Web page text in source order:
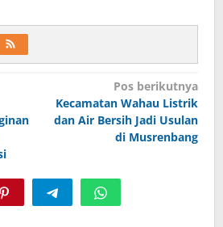
Pos berikutnya
Kecamatan Wahau Listrik
dan Air Bersih Jadi Usulan
di Musrenbang